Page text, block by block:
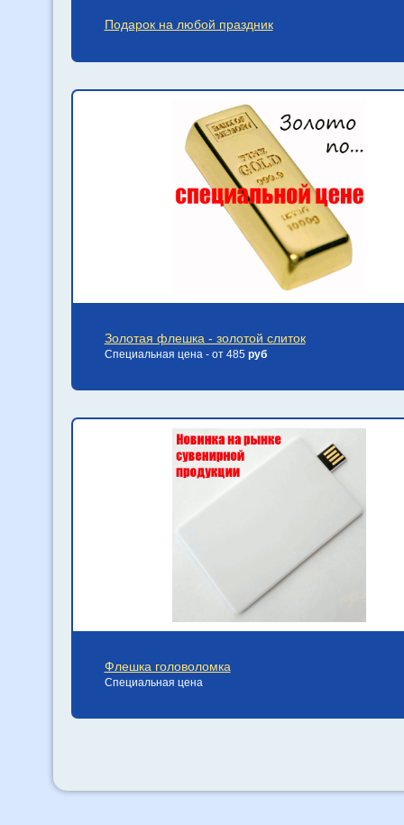
Подарок на любой праздник
Золотая флешка - золотой слиток
Специальная цена - от 485 руб
Флешка головоломка
Специальная цена